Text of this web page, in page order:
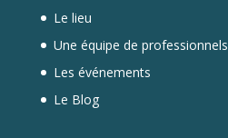
Le lieu
Une équipe de professionnels
Les événements
Le Blog